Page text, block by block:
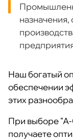
Наш богатый
обеспечении
этих
При выборе
получаете